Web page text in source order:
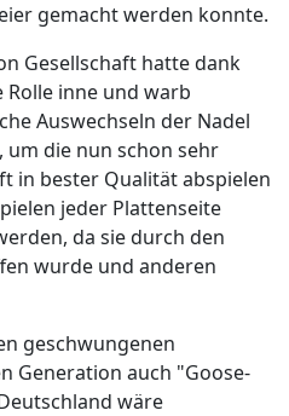
gemacht werden konnte.
Gesellschaft hatte dank
inne und warb
Auswechseln der Nadel
die nun schon sehr
in bester Qualität abspielen
jeder Plattenseite
da sie durch den
wurde und anderen
geschwungenen
Generation auch "Goose-
wäre